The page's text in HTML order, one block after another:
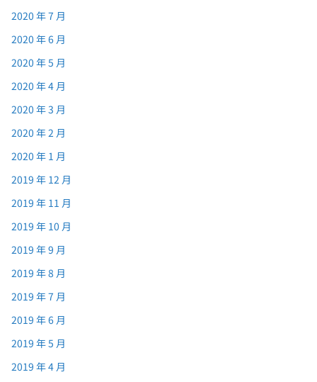
2020 年 7 月
2020 年 6 月
2020 年 5 月
2020 年 4 月
2020 年 3 月
2020 年 2 月
2020 年 1 月
2019 年 12 月
2019 年 11 月
2019 年 10 月
2019 年 9 月
2019 年 8 月
2019 年 7 月
2019 年 6 月
2019 年 5 月
2019 年 4 月